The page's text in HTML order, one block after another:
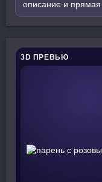
описание и прямая
3D ПРЕВЬЮ